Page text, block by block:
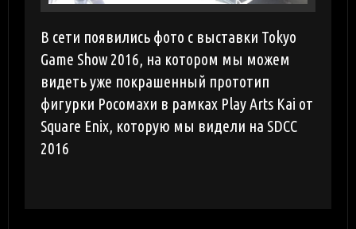
В сети появились фото с выставки Tokyo
Game Show 2016, на котором мы можем
видеть уже покрашенный прототип
фигурки Росомахи в рамках Play Arts Kai от
Square Enix, которую мы видели на SDCC
2016